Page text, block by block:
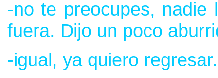
-no te preocupes,
fuera. Dijo un poco
-igual, ya quiero regresar.